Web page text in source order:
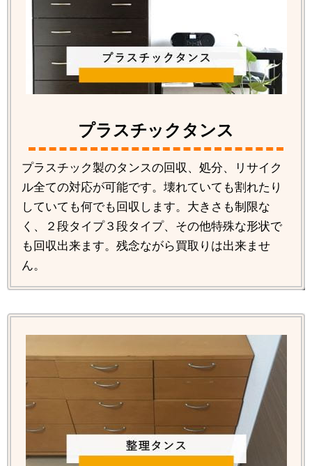
プラスチックタンス
プラスチック製のタンスの回収、処分、リサイク
ル全ての対応が可能です。壊れていても割れたり
していても何でも回収します。大きさも制限な
く、２段タイプ３段タイプ、その他特殊な形状で
も回収出来ます。残念ながら買取りは出来ませ
ん。